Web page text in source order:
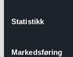
Statistikk
Markedsføring